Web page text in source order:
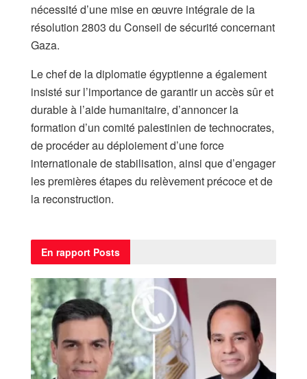
nécessité d’une mise en œuvre intégrale de la
résolution 2803 du Conseil de sécurité concernant
Gaza.
Le chef de la diplomatie égyptienne a également
insisté sur l’importance de garantir un accès sûr et
durable à l’aide humanitaire, d’annoncer la
formation d’un comité palestinien de technocrates,
de procéder au déploiement d’une force
internationale de stabilisation, ainsi que d’engager
les premières étapes du relèvement précoce et de
la reconstruction.
En rapport Posts